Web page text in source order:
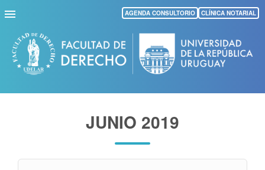
Pasar
al
contenido
principal
AGENDA CONSULTORIO CLÍNICA NOTARIAL
JUNIO 2019